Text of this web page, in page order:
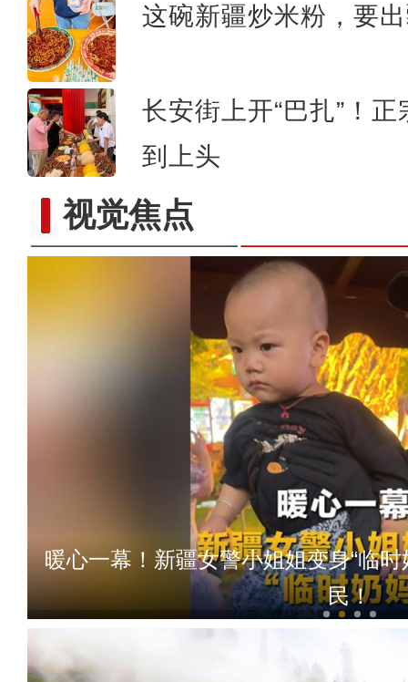
这碗新疆炒米粉，要
长安街上开“巴扎”！
到上头
视觉焦点新疆轮台县北部山区首次
暖心一幕！新疆女警小姐姐变身“临
民！